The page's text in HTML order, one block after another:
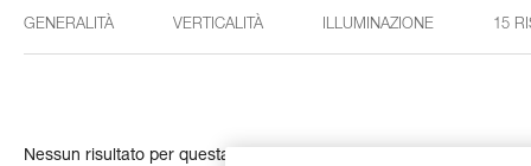
GENERALITÀ VERTICALITÀ ILLUMINAZIONE 15
Nessun risultato per questa ricerca